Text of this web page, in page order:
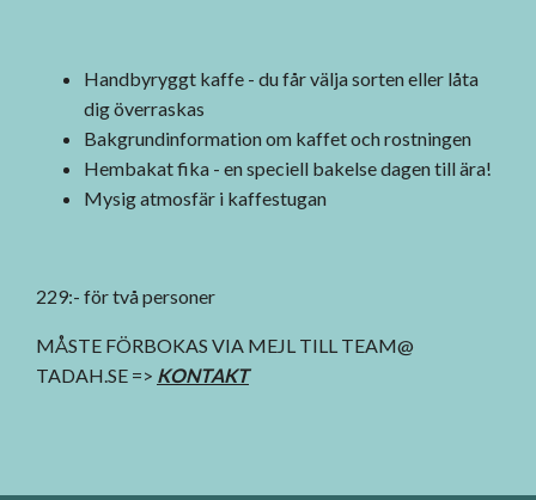
Handbyryggt kaffe - du får väljasorten eller låta
dig överraskas
Bakgrundinformation om kaffet och rostningen
Hembakat fika - en speciell bakelse dagen till ära!
Mysig atmosfär i kaffestugan
229:- för två personer
MÅSTE FÖRBOKAS VIA MEJL TILL TEAM@
TADAH.SE => KONTAKT